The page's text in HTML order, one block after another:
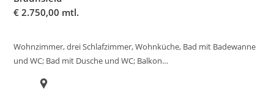
€ 2.750,00 mtl.
Wohnzimmer, drei Schlafzimmer, Wohnküche, Bad mit Badewanne
und WC; Bad mit Dusche und WC; Balkon…